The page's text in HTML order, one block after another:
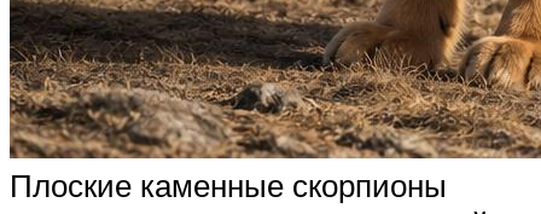
Плоские каменные скорпионы